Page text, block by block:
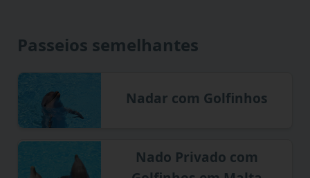
Passeios semelhantes
Nadar com Golfinhos
Nado Privado com